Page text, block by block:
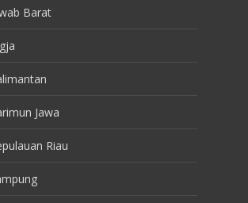
Barat
Jawa
Riau